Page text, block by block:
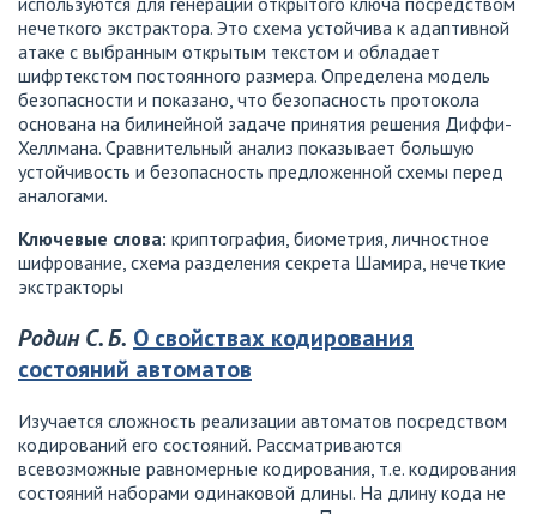
нечеткого экстрактора. Это схема устойчива к адаптивной
атаке с выбранным открытым текстом и обладает
шифртекстом постоянного размера. Определена модель
безопасности и показано, что безопасность протокола
основана на билинейной задаче принятия решения Диффи-
Хеллмана. Сравнительный анализ показывает большую
устойчивость и безопасность предложенной схемы перед
аналогами.
Ключевые слова: криптография, биометрия, личностное
шифрование, схема разделения секрета Шамира, нечеткие
экстракторы
Родин С. Б. О свойствах кодирования
состояний автоматов
Изучается сложность реализации автоматов посредством
кодирований его состояний. Рассматриваются
всевозможные равномерные кодирования, т.е. кодирования
состояний наборами одинаковой длины. На длину кода не